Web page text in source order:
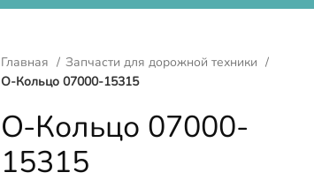
Главная
Запчасти для дорожной техники
О-Кольцо 07000-15315
О-Кольцо 07000-
15315